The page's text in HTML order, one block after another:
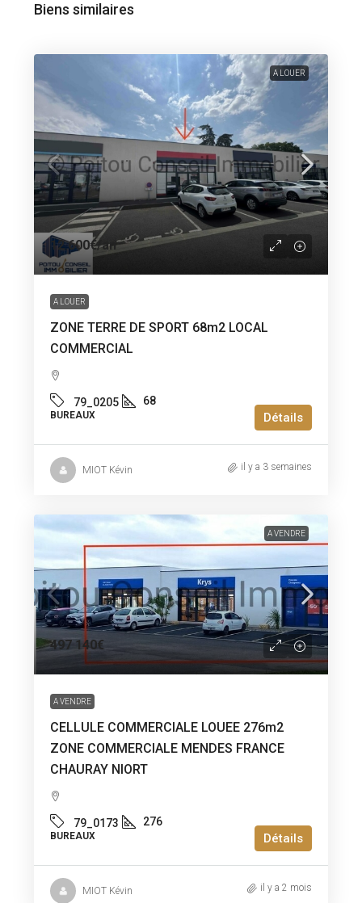
Biens similaires
A LOUER
12 600€/an
A LOUER
ZONE TERRE DE SPORT 68m2 LOCAL
COMMERCIAL
79_0205 68
BUREAUX Détails
MIOT Kévin il y a 3 semaines
A VENDRE
497 140€
A VENDRE
CELLULE COMMERCIALE LOUEE 276m2
ZONE COMMERCIALE MENDES FRANCE
CHAURAY NIORT
79_0173 276
BUREAUX Détails
MIOT Kévin il y a 2 mois